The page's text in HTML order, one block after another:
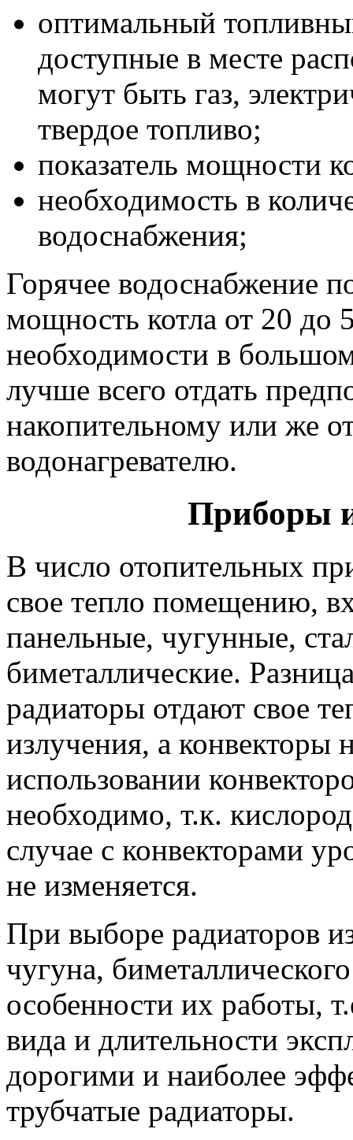
оптимальный
доступные в месте
могут быть газ,
твердое топливо;
показатель мощности
необходимость в
водоснабжения;
Горячее водоснабжение
мощность котла от 20 до
необходимости в
лучше всего отдать
накопительному или же
водонагревателю.
Приборы
В число отопительных
свое тепло помещению,
панельные, чугунные,
биметаллические.
радиаторы отдают свое
излучения, а конвекторы
использовании
необходимо, т.к.
случае с конвекторами
не изменяется.
При выборе радиаторов
чугуна,
особенности их работы,
вида и длительности
дорогими и наиболее
трубчатые радиаторы.